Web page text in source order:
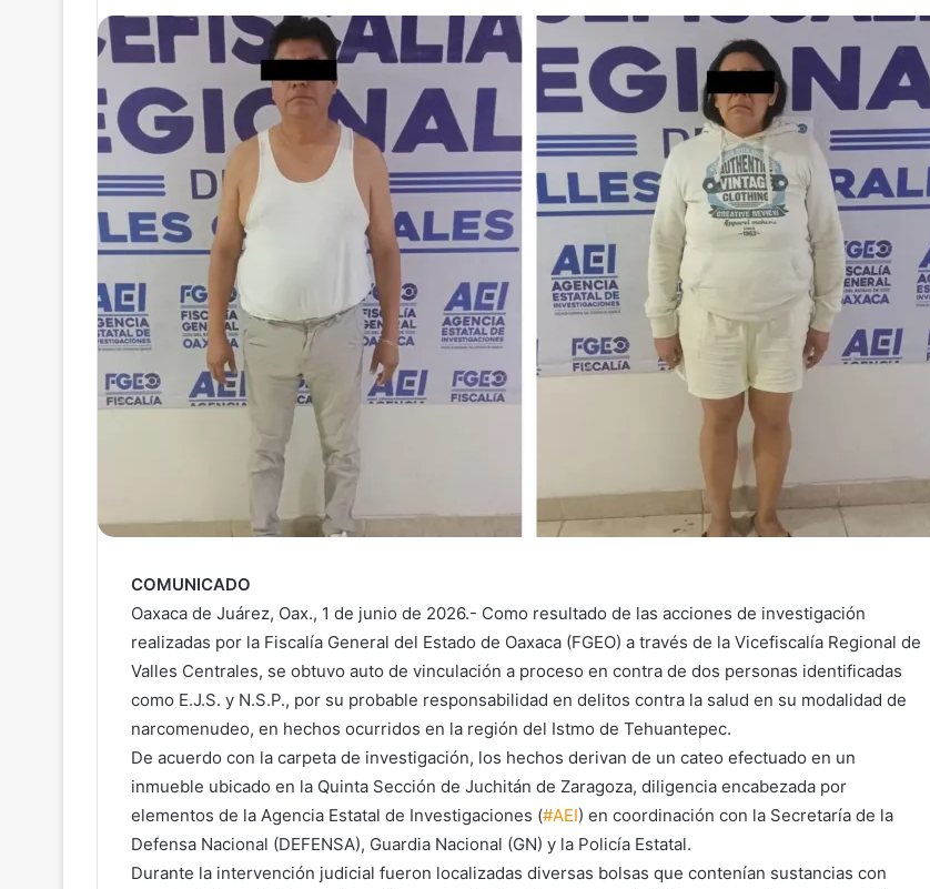
COMUNICADO
Oaxaca de Juárez, Oax., 1 de junio de 2026.- Como resultado de las acciones de investigación
realizadas por la Fiscalía General del Estado de Oaxaca (FGEO) a través de la Vicefiscalía Regional de
Valles Centrales, se obtuvo auto de vinculación a proceso en contra de dos personas identificadas
como E.J.S. y N.S.P., por su probable responsabilidad en delitos contra la salud en su modalidad de
narcomenudeo, en hechos ocurridos en la región del Istmo de Tehuantepec.
De acuerdo con la carpeta de investigación, los hechos derivan de un cateo efectuado en un
inmueble ubicado en la Quinta Sección de Juchitán de Zaragoza, diligencia encabezada por
elementos de la Agencia Estatal de Investigaciones (#AEI) en coordinación con la Secretaría de la
Defensa Nacional (DEFENSA), Guardia Nacional (GN) y la Policía Estatal.
Durante la intervención judicial fueron localizadas diversas bolsas que contenían sustancias con